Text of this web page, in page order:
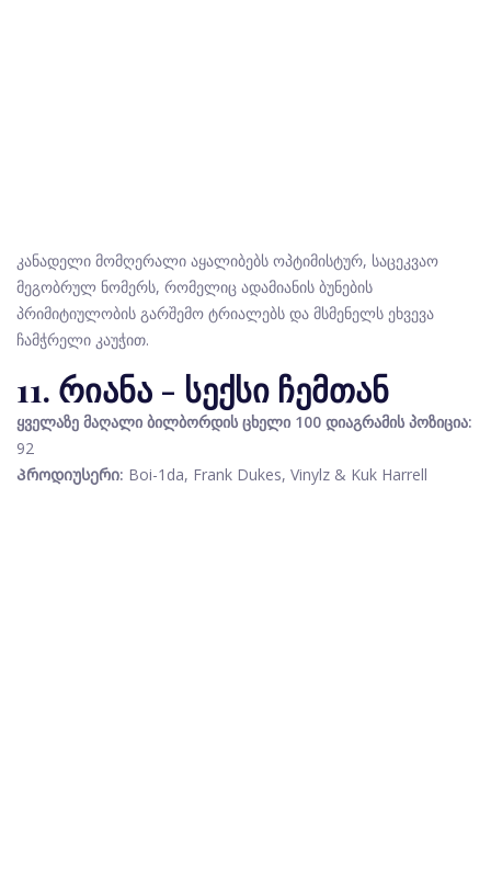
კანადელი მომღერალი აყალიბებს ოპტიმისტურ, საცეკვაო
მეგობრულ ნომერს, რომელიც ადამიანის ბუნების
პრიმიტიულობის გარშემო ტრიალებს და მსმენელს ეხვევა
ჩამჭრელი კაუჭით.
11. რიანა - სექსი ჩემთან
ყველაზე მაღალი ბილბორდის ცხელი 100 დიაგრამის პოზიცია:
92
Პროდიუსერი: Boi-1da, Frank Dukes, Vinylz & Kuk Harrell